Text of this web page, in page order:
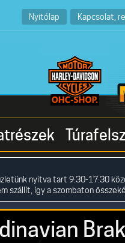
Nyitólap Kapcsolat,
nyitva tart 9:30-17:30
szállít, így a szombaton